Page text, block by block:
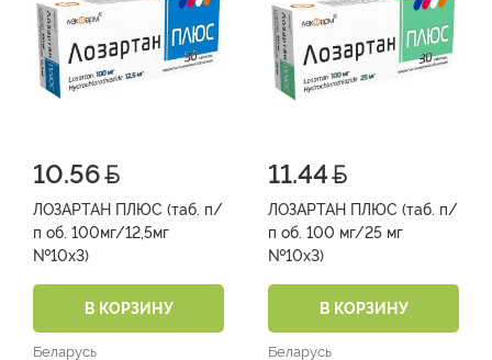
10.56
ЛОЗАРТАН ПЛЮС (таб. п/
п об. 100мг/12,5мг
№10х3)
В КОРЗИНУ
Беларусь
11.44
ЛОЗАРТАН ПЛЮС (таб. п/
п об. 100 мг/25 мг
№10х3)
В КОРЗИНУ
Беларусь